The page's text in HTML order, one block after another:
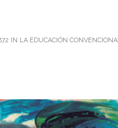
IN LA EDUCACIÓN